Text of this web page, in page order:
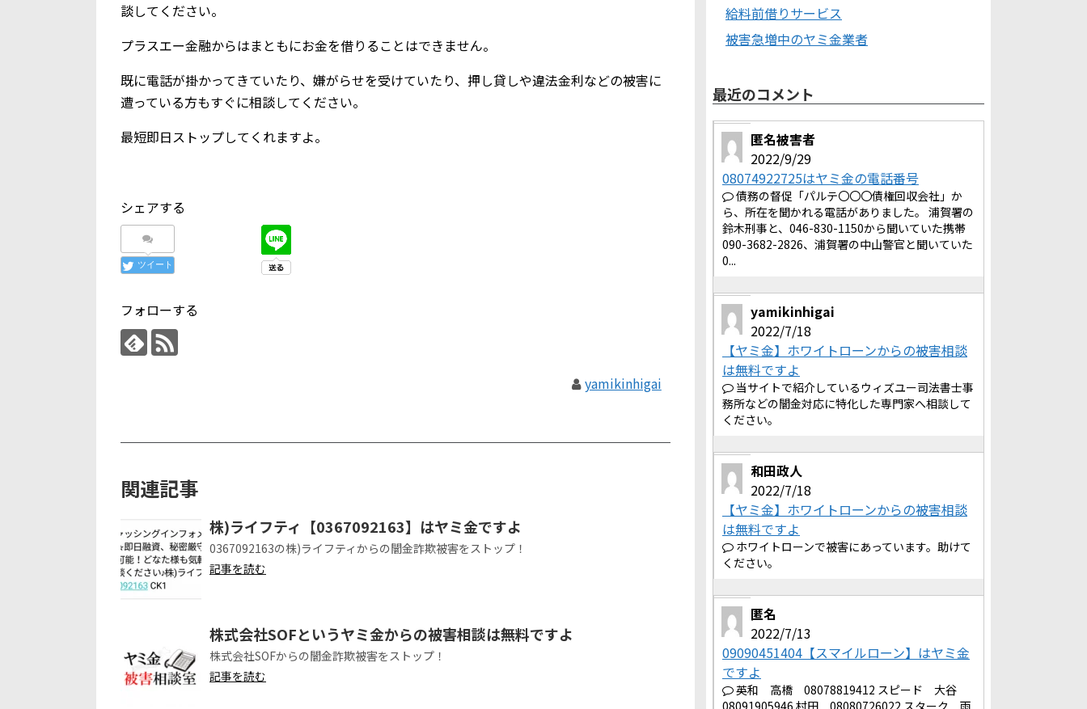
談してください。
プラスエー金融からはまともにお金を借りることはできません。
既に電話が掛かってきていたり、嫌がらせを受けていたり、押し貸しや違法金利などの被害に
遭っている方もすぐに相談してください。
最短即日ストップしてくれますよ。
シェアする
ツイート
フォローする
yamikinhigai
関連記事
株)ライフティ【0367092163】はヤミ金ですよ
0367092163の株)ライフティからの闇金詐欺被害をストップ！
記事を読む
株式会社SOFというヤミ金からの被害相談は無料ですよ
株式会社SOFからの闇金詐欺被害をストップ！
記事を読む
給料前借りサービス
被害急増中のヤミ金業者
最近のコメント
匿名被害者
2022/9/29
08074922725はヤミ金の電話番号
債務の督促「パルテ〇〇〇債権回収会社」か
ら、所在を聞かれる電話がありました。 浦賀署の
鈴木刑事と、046-830-1150から聞いていた携帯
090-3682-2826、浦賀署の中山警官と聞いていた
0...
yamikinhigai
2022/7/18
【ヤミ金】ホワイトローンからの被害相談
は無料ですよ
当サイトで紹介しているウィズユー司法書士事
務所などの闇金対応に特化した専門家へ相談して
ください。
和田政人
2022/7/18
【ヤミ金】ホワイトローンからの被害相談
は無料ですよ
ホワイトローンで被害にあっています。助けて
ください。
匿名
2022/7/13
09090451404【スマイルローン】はヤミ金
ですよ
英和 高橋 08078819412 スピード 大谷
08091905946 村田 08080726022 スターク 雨